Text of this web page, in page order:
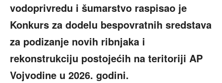
vodoprivredu i šumarstvo raspisao je
Konkurs za dodelu bespovratnih sredstava
za podizanje novih ribnjaka i
rekonstrukciju postojećih na teritoriji AP
Vojvodine u 2026. godini.